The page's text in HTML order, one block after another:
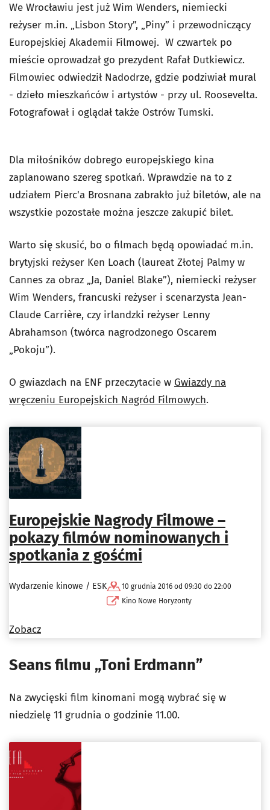
We Wrocławiu jest już Wim Wenders, niemiecki
reżyser m.in. „Lisbon Story”, „Piny” i przewodniczący
Europejskiej Akademii Filmowej. W czwartek po
mieście oprowadzał go prezydent Rafał Dutkiewicz.
Filmowiec odwiedził Nadodrze, gdzie podziwiał mural
- dzieło mieszkańców i artystów - przy ul. Roosevelta.
Fotografował i oglądał także Ostrów Tumski.
Dla miłośników dobrego europejskiego kina
zaplanowano szereg spotkań. Wprawdzie na to z
udziałem Pierc'a Brosnana zabrakło już biletów, ale na
wszystkie pozostałe można jeszcze zakupić bilet.
Warto się skusić, bo o filmach będą opowiadać m.in.
brytyjski reżyser Ken Loach (laureat Złotej Palmy w
Cannes za obraz „Ja, Daniel Blake”), niemiecki reżyser
Wim Wenders, francuski reżyser i scenarzysta Jean-
Claude Carrière, czy irlandzki reżyser Lenny
Abrahamson (twórca nagrodzonego Oscarem
„Pokoju”).
O gwiazdach na ENF przeczytacie w Gwiazdy na
wręczeniu Europejskich Nagród Filmowych.
Europejskie Nagrody Filmowe –
pokazy filmów nominowanych i
spotkania z gośćmi
Wydarzenie kinowe / ESK
10 grudnia 2016 od 09:30 do 22:00
Kino Nowe Horyzonty
Zobacz
Seans filmu „Toni Erdmann”
Na zwycięski film kinomani mogą wybrać się w
niedzielę 11 grudnia o godzinie 11.00.